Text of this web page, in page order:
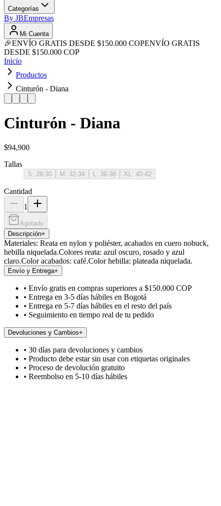
Categorías
By JBEmpresas
Mi Cuenta
🎉ENVÍO GRATIS DESDE $150.000 COPENVÍO GRATIS
DESDE $150.000 COP
Inicio
Productos
Cinturón - Diana
Cinturón - Diana
$94,900
Tallas
S: 28-30 M: 32-34 L: 36-38 XL: 40-42
Cantidad
1
Agotado
Descripción+
Materiales: Reata en nylon y poliéster, acabados en cuero nobuck,
hebilla niquelada.Colores reata: azul oscuro, rosado y azul
claro.Color acabados: café.Color hebilla: plateada niquelada.
Envío y Entrega+
• Envío gratis en compras superiores a $150.000 COP
• Entrega en 3-5 días hábiles en Bogotá
• Entrega en 5-7 días hábiles en el resto del país
• Seguimiento en tiempo real de tu pedido
Devoluciones y Cambios+
• 30 días para devoluciones y cambios
• Producto debe estar sin usar con etiquetas originales
• Proceso de devolución gratuito
• Reembolso en 5-10 días hábiles